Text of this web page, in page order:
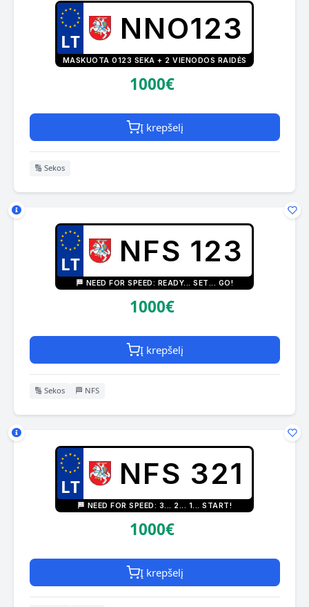
NNO123
MASKUOTA 0123 SEKA + 2 VIENODOS RAIDĖS
1000€
Į krepšelį
🔢 Sekos
NFS 123
🏁 NEED FOR SPEED: READY... SET... GO!
1000€
Į krepšelį
🔢 Sekos 🏁 NFS
NFS 321
🏁 NEED FOR SPEED: 3... 2... 1... START!
1000€
Į krepšelį